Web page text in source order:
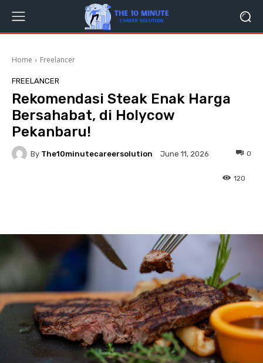
Home Freelancer
FREELANCER
Rekomendasi Steak Enak Harga
Bersahabat, di Holycow
Pekanbaru!
By The10minutecareersolution June 11, 2026 0
120